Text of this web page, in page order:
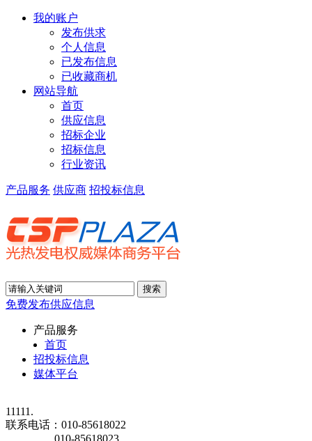
我的账户
发布供求
个人信息
已发布信息
已收藏商机
网站导航
首页
供应信息
招标企业
招标信息
行业资讯
产品服务 供应商 招投标信息
免费发布供应信息
产品服务
首页
招投标信息
媒体平台
11111.
联系电话： 010-85618022
010-85618023